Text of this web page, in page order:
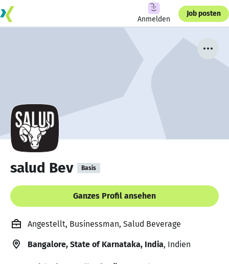
Anmelden
Job posten
salud Bev Basis
Ganzes Profil ansehen
Angestellt, Businessman, Salud Beverage
Bangalore, State of Karnataka, India, Indien